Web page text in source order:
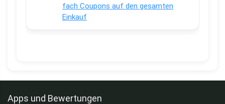
fach Coupons auf den gesamten
Einkauf
Apps und Bewertungen